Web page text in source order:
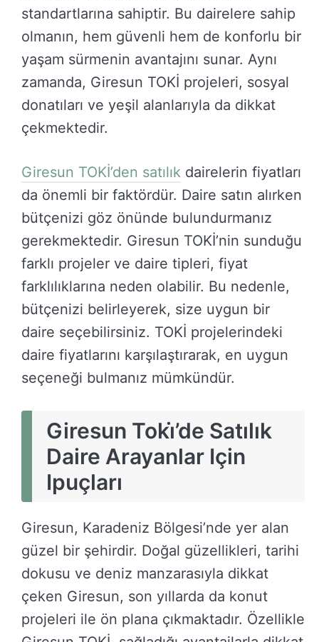
standartlarına sahiptir. Bu dairelere sahip
olmanın, hem güvenli hem de konforlu bir
yaşam sürmenin avantajını sunar. Aynı
zamanda, Giresun TOKİ projeleri, sosyal
donatıları ve yeşil alanlarıyla da dikkat
çekmektedir.
Giresun TOKİ’den satılık dairelerin fiyatları
da önemli bir faktördür. Daire satın alırken
bütçenizi göz önünde bulundurmanız
gerekmektedir. Giresun TOKİ’nin sunduğu
farklı projeler ve daire tipleri, fiyat
farklılıklarına neden olabilir. Bu nedenle,
bütçenizi belirleyerek, size uygun bir
daire seçebilirsiniz. TOKİ projelerindeki
daire fiyatlarını karşılaştırarak, en uygun
seçeneği bulmanız mümkündür.
Giresun Toki̇’de Satılık
Daire Arayanlar Için
Ipuçları
Giresun, Karadeniz Bölgesi’nde yer alan
güzel bir şehirdir. Doğal güzellikleri, tarihi
dokusu ve deniz manzarasıyla dikkat
çeken Giresun, son yıllarda da konut
projeleri ile ön plana çıkmaktadır. Özellikle